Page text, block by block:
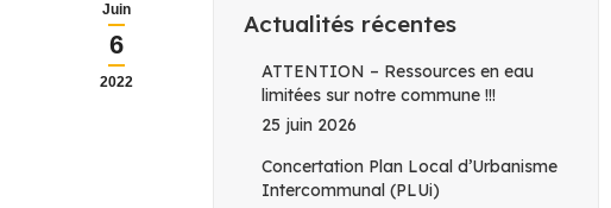
Juin
6
2022
Actualités récentes
ATTENTION – Ressources en eau
limitées sur notre commune !!!
25 juin 2026
Concertation Plan Local d’Urbanisme
Intercommunal (PLUi)